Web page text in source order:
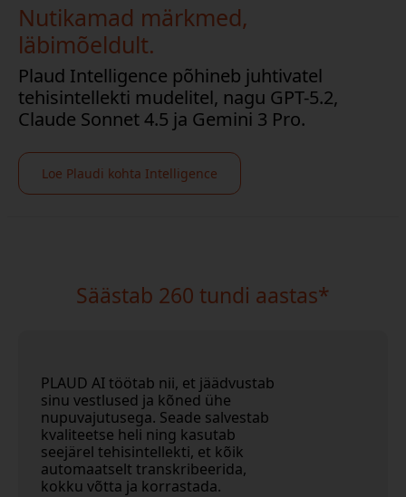
Nutikamad märkmed,
läbimõeldult.
Plaud Intelligence põhineb juhtivatel
tehisintellekti mudelitel, nagu GPT-5.2,
Claude Sonnet 4.5 ja Gemini 3 Pro.
Loe Plaudi kohta Intelligence
Säästab 260 tundi aastas*
PLAUD AI töötab nii, et jäädvustab
sinu vestlused ja kõned ühe
nupuvajutusega. Seade salvestab
kvaliteetse heli ning kasutab
seejärel tehisintellekti, et kõik
automaatselt transkribeerida,
kokku võtta ja korrastada.